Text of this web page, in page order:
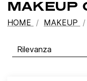
MAKEUP
HOME MAKEUP